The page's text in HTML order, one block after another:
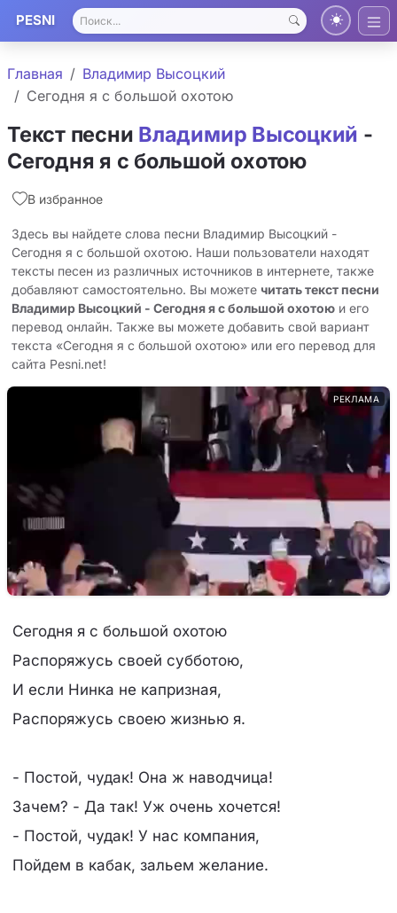
PESNI
Главная
Владимир Высоцкий
Сегодня я с большой охотою
Текст песни Владимир Высоцкий -
Сегодня я с большой охотою
В избранное
Здесь вы найдете слова песни Владимир Высоцкий -
Сегодня я с большой охотою. Наши пользователи находят
тексты песен из различных источников в интернете, также
добавляют самостоятельно. Вы можете читать текст песни
Владимир Высоцкий - Сегодня я с большой охотою и его
перевод онлайн. Также вы можете добавить свой вариант
текста «Сегодня я с большой охотою» или его перевод для
сайта Pesni.net!
РЕКЛАМА
Сегодня я с большой охотою
Распоряжусь своей субботою,
И если Нинка не капризная,
Распоряжусь своею жизнью я.
- Постой, чудак! Она ж наводчица!
Зачем? - Да так! Уж очень хочется!
- Постой, чудак! У нас компания,
Пойдем в кабак, зальем желание.